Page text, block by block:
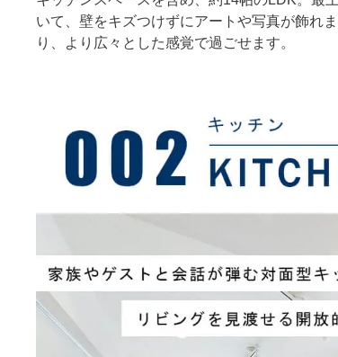
いて、壁をキズつけずにアートや写真が飾れ
り、より広々とした感覚で過ごせます。